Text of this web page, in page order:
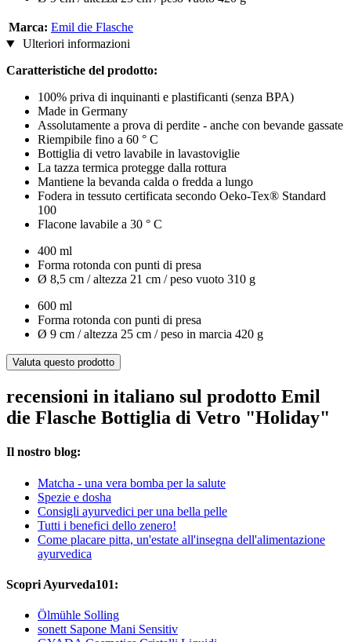
Marca: Emil die Flasche
Ulteriori informazioni
Caratteristiche del prodotto:
100% priva di inquinanti e plastificanti (senza BPA)
Made in Germany
Assolutamente a prova di perdite - anche con bevande gassate
Riempibile fino a 60 ° C
Bottiglia di vetro lavabile in lavastoviglie
La tazza termica protegge dalla rottura
Mantiene la bevanda calda o fredda a lungo
Fodera in tessuto certificata secondo Oeko-Tex® Standard
100
Flacone lavabile a 30 ° C
400 ml
Forma rotonda con punti di presa
Ø 8,5 cm / altezza 21 cm / peso vuoto 310 g
600 ml
Forma rotonda con punti di presa
Ø 9 cm / altezza 25 cm / peso in marcia 420 g
Valuta questo prodotto
recensioni in italiano sul prodotto Emil
die Flasche Bottiglia di Vetro "Holiday"
Il nostro blog:
Matcha - una vera bomba per la salute
Spezie e dosha
Consigli ayurvedici per una bella pelle
Tutti i benefici dello zenero!
Come placare pitta, un'estate all'insegna dell'alimentazione
ayurvedica
Scopri Ayurveda101:
Ölmühle Solling
sonett Sapone Mani Sensitiv